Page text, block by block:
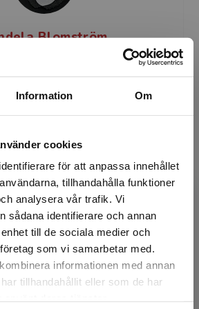
Information Om
cookies
för att anpassa innehållet
tillhandahålla funktioner
analysera vår trafik. Vi
sådana identifierare och annan
till de sociala medier och
som vi samarbetar med.
informationen med annan
tillhandahållit eller som de har
fraktregion
du besöker
via en enhet utanför Sverige.
Blomström
är lärare vid Stockholms
i svenska som
Wennerberg
är lärare vid Stockholms
har mångårig erfarenhet av att